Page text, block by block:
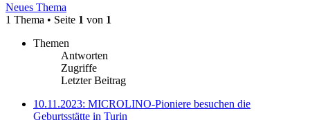
Neues Thema
1 Thema • Seite 1 von 1
Themen
Antworten
Zugriffe
Letzter Beitrag
10.11.2023: MICROLINO-Pioniere besuchen die
Geburtsstätte in Turin